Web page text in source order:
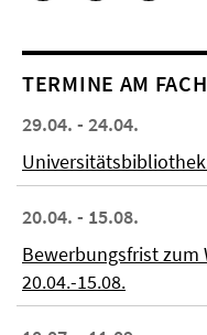
TERMINE AM
29.04. - 24.04.
20.04. - 15.08.
Bewerbungsfrist zum
20.04.-15.08.